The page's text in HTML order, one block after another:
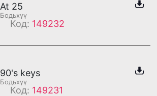
At 25
Бодьхүү
Код: 149232
90's keys
Бодьхүү
Код: 149231